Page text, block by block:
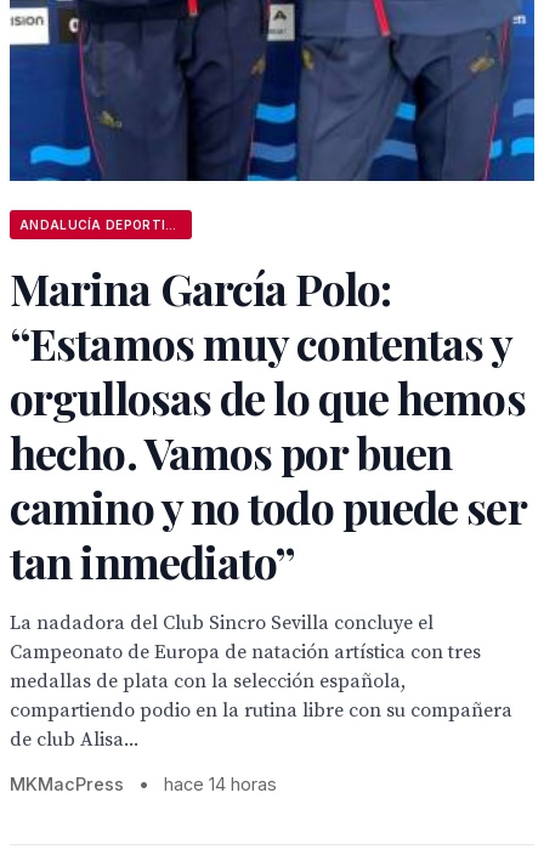
Marina García Polo:
“Estamos muy contentas y
orgullosas de lo que hemos
hecho. Vamos por buen
camino y no todo puede ser
tan inmediato”
La nadadora del Club Sincro Sevilla concluye el
Campeonato de Europa de natación artística con tres
medallas de plata con la selección española,
compartiendo podio en la rutina libre con su compañera
de club Alisa...
MKMacPress • hace 14 horas